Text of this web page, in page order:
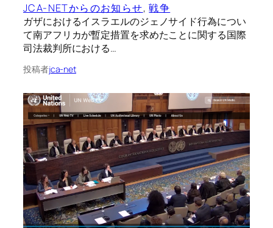
JCA-NETからのお知らせ, 戦争
ガザにおけるイスラエルのジェノサイド行為につい
て南アフリカが暫定措置を求めたことに関する国際
司法裁判所における…
投稿者jca-net